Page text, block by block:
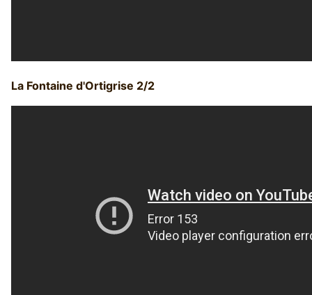
La Fontaine d'Ortigrise 2/2